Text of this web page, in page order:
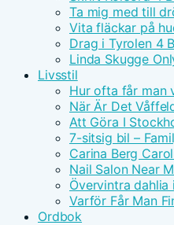
Ta mig med till
Vita fläckar på
Drag i Tyrolen 4
Linda Skugge
Livsstil
Hur ofta får man
När Är Det
Att Göra I
7-sitsig bil –
Carina Berg
Nail Salon Near
Övervintra
Varför Får Man
Ordbok